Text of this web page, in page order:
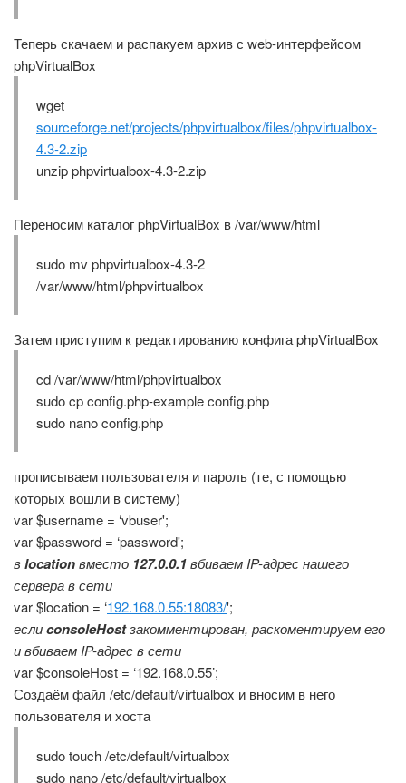
Теперь скачаем и распакуем архив с web-интерфейсом
phpVirtualBox
wget
sourceforge.net/projects/phpvirtualbox/files/phpvirtualbox-
4.3-2.zip
unzip phpvirtualbox-4.3-2.zip
Переносим каталог phpVirtualBox в /var/www/html
sudo mv phpvirtualbox-4.3-2
/var/www/html/phpvirtualbox
Затем приступим к редактированию конфига phpVirtualBox
cd /var/www/html/phpvirtualbox
sudo cp config.php-example config.php
sudo nano config.php
прописываем пользователя и пароль (те, с помощью
которых вошли в систему)
var $username = ‘vbuser';
var $password = ‘password';
вlocationвместо 127.0.0.1вбиваем IP-адрес нашего
сервера в сети
var $location = ‘192.168.0.55:18083/';
еслиconsoleHostзакомментирован, раскоментируем его
и вбиваем IP-адрес в сети
var $consoleHost = ‘192.168.0.55’;
Создаём файл /etc/default/virtualbox и вносим в него
пользователя и хоста
sudo touch /etc/default/virtualbox
sudo nano /etc/default/virtualbox